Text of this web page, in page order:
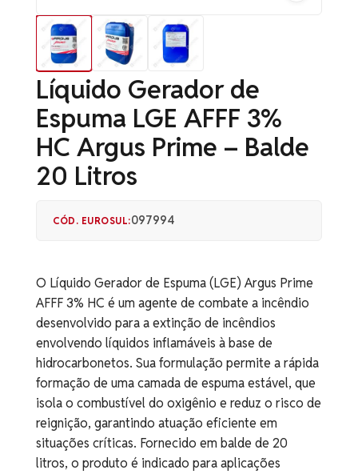
Líquido Gerador de
Espuma LGE AFFF 3%
HC Argus Prime – Balde
20 Litros
CÓD. EUROSUL:097994
O Líquido Gerador de Espuma (LGE) Argus Prime
AFFF 3% HC é um agente de combate a incêndio
desenvolvido para a extinção de incêndios
envolvendo líquidos inflamáveis à base de
hidrocarbonetos. Sua formulação permite a rápida
formação de uma camada de espuma estável, que
isola o combustível do oxigênio e reduz o risco de
reignição, garantindo atuação eficiente em
situações críticas. Fornecido em balde de 20
litros, o produto é indicado para aplicações